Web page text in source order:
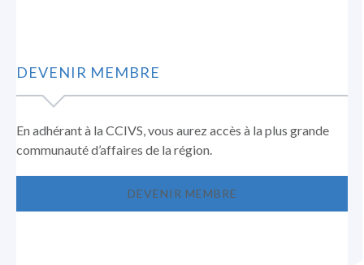
DEVENIR MEMBRE
En adhérant à la CCIVS, vous aurez accès à la plus grande
communauté d’affaires de la région.
DEVENIR MEMBRE